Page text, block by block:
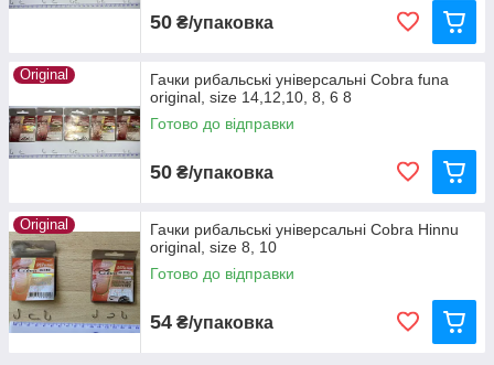
50 ₴/упаковка
Original
Гачки рибальські універсальні Cobra funa
original, size 14,12,10, 8, 6 8
Готово до відправки
50 ₴/упаковка
Original
Гачки рибальські універсальні Cobra Hinnu
original, size 8, 10
Готово до відправки
54 ₴/упаковка